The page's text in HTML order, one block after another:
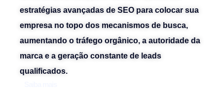
estratégias avançadas de SEO para colocar sua
empresa no topo dos mecanismos de busca,
aumentando o tráfego orgânico, a autoridade da
marca e a geração constante de leads
qualificados.